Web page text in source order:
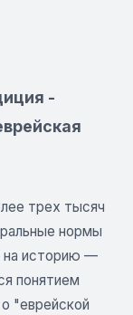
-
трех тысяч
нормы
на историю —
понятием
"еврейской